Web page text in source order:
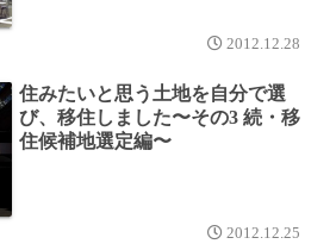
2012.12.28
住みたいと思う土地を自分で選
び、移住しました〜その3 続・移
住候補地選定編〜
2012.12.25